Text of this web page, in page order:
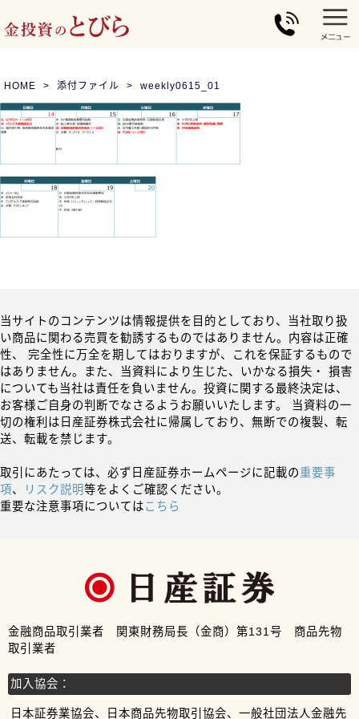
HOME 添付ファイル weekly0615_01
当サイトのコンテンツは情報提供を目的としており、当社取り扱
い商品に関わる売買を勧誘するものではありません。内容は正確
性、 完全性に万全を期してはおりますが、これを保証するもので
はありません。また、当資料により生じた、いかなる損失・ 損害
についても当社は責任を負いません。投資に関する最終決定は、
お客様ご自身の判断でなさるようお願いいたします。 当資料の一
切の権利は日産証券株式会社に帰属しており、無断での複製、転
送、転載を禁じます。
取引にあたっては、必ず日産証券ホームページに記載の重要事
項、 リスク説明等をよくご確認ください。
重要な注意事項についてはこちら
金融商品取引業者 関東財務局長（金商）第131号 商品先物
取引業者
加入協会：
日本証券業協会、日本商品先物取引協会、一般社団法人金融先